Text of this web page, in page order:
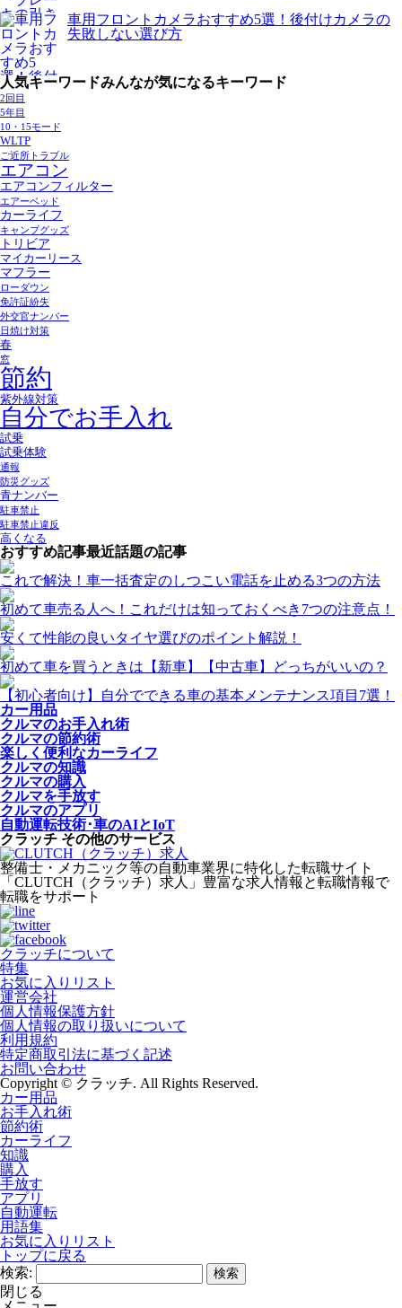
車用フロントカメラおすすめ5選！後付けカメラの
失敗しない選び方
人気キーワードみんなが気になるキーワード
2回目
5年目
10・15モード
WLTP
ご近所トラブル
エアコン
エアコンフィルター
エアーベッド
カーライフ
キャンプグッズ
トリビア
マイカーリース
マフラー
ローダウン
免許証紛失
外交官ナンバー
日焼け対策
春
窓
節約
紫外線対策
自分でお手入れ
試乗
試乗体験
通報
防災グッズ
青ナンバー
駐車禁止
駐車禁止違反
高くなる
おすすめ記事最近話題の記事
これで解決！車一括査定のしつこい電話を止める3つの方法
初めて車売る人へ！これだけは知っておくべき7つの注意点！
安くて性能の良いタイヤ選びのポイント解説！
初めて車を買うときは【新車】【中古車】どっちがいいの？
【初心者向け】自分でできる車の基本メンテナンス項目7選！
カー用品
クルマのお手入れ術
クルマの節約術
楽しく便利なカーライフ
クルマの知識
クルマの購入
クルマを手放す
クルマのアプリ
自動運転技術･車のAIとIoT
クラッチ その他のサービス
整備士・メカニック等の自動車業界に特化した転職サイト
「CLUTCH（クラッチ）求人」豊富な求人情報と転職情報で
転職をサポート
クラッチについて
特集
お気に入りリスト
運営会社
個人情報保護方針
個人情報の取り扱いについて
利用規約
特定商取引法に基づく記述
お問い合わせ
Copyright © クラッチ. All Rights Reserved.
カー用品
お手入れ術
節約術
カーライフ
知識
購入
手放す
アプリ
自動運転
用語集
お気に入りリスト
トップに戻る
検索:
閉じる